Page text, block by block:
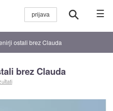
☰
ostali brez Clauda
brez Clauda